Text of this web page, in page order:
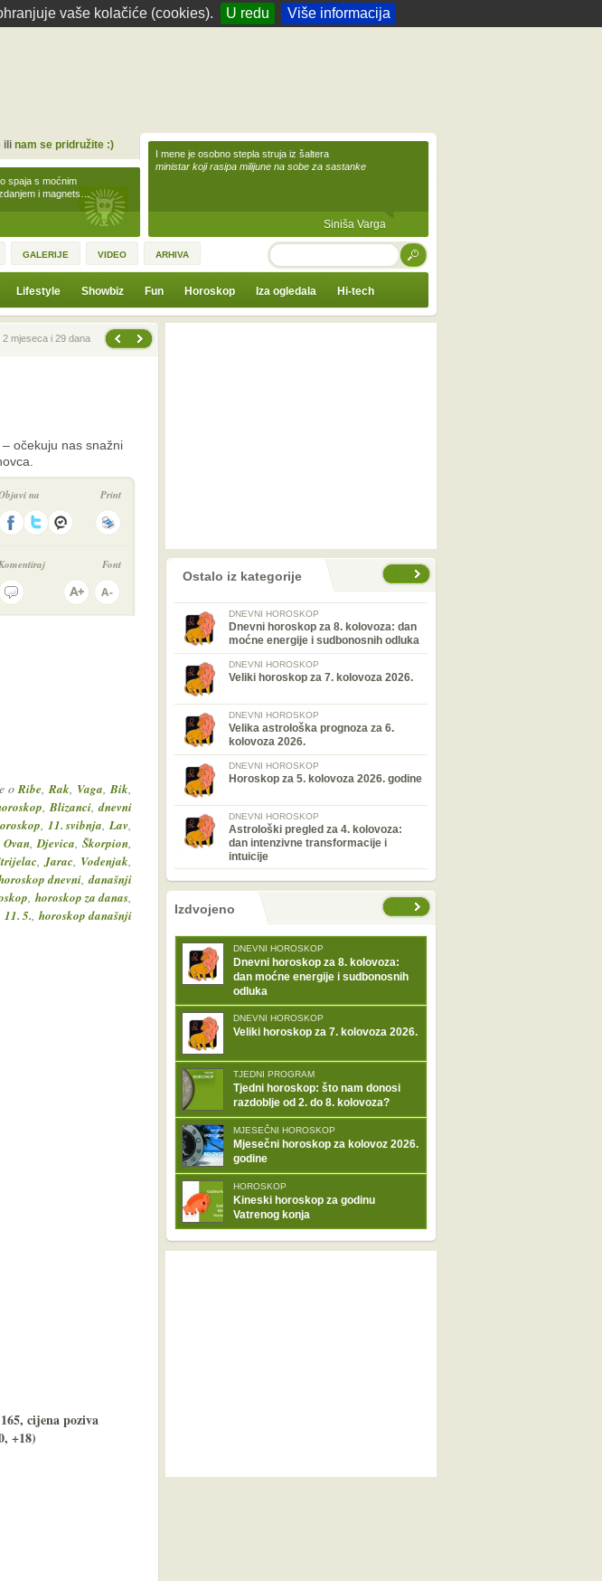
vaše kolačiće (cookies). U redu Više informacija
spaja s moćnim
i magnets…
ili nam se pridružite :)
I mene je osobno stepla struja iz šaltera
ministar koji rasipa milijune na sobe za sastanke
Siniša Varga
GALERIJE VIDEO ARHIVA TRAŽI
Lifestyle Showbiz Fun Horoskop Iza ogledala Hi-tech
2 mjeseca i 29 dana
očekuju nas snažni
na Print
Font
oRibe,Rak, Vaga,Bik,
,Blizanci,dnevni
, 11. svibnja,Lav,
Ovan,Djevica, Škorpion,
,Jarac, Vodenjak,
dnevni,današnji
, horoskop za danas,
11. 5., horoskop današnji
cijena poziva
+18)
prethodno Ostalo iz kategorije
DNEVNI HOROSKOP
Dnevni horoskop za 8. kolovoza: dan
moćne energije i sudbonosnih odluka
DNEVNI HOROSKOP
Veliki horoskop za 7. kolovoza 2026.
DNEVNI HOROSKOP
Velika astrološka prognoza za 6.
kolovoza 2026.
DNEVNI HOROSKOP
Horoskop za 5. kolovoza 2026. godine
DNEVNI HOROSKOP
Astrološki pregled za 4. kolovoza:
dan intenzivne transformacije i
intuicije
nema prethodne stranice
sljedećeIzdvojeno
DNEVNI HOROSKOP
Dnevni horoskop za 8. kolovoza:
dan moćne energije i sudbonosnih
odluka
DNEVNI HOROSKOP
Veliki horoskop za 7. kolovoza 2026.
TJEDNI PROGRAM
Tjedni horoskop: što nam donosi
razdoblje od 2. do 8. kolovoza?
MJESEČNI HOROSKOP
Mjesečni horoskop za kolovoz 2026.
godine
HOROSKOP
Kineski horoskop za godinu
Vatrenog konja